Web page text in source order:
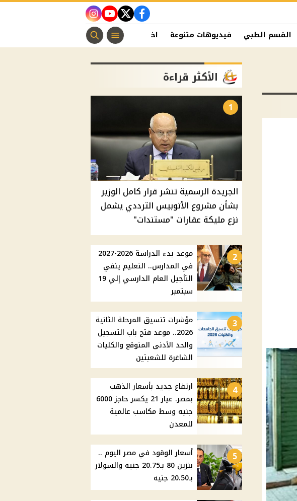
facebook
twitter
youtube
instagram
القسم الطبي فيديوهات متنوعة اخبار الفن منوعات مسيحية
الأكثر قراءة
1
الجريدة الرسمية تنشر قرار كامل الوزير
بشأن مشروع الأتوبيس الترددي يشمل
نزع مليكة عقارات "مستندات"
2
موعد بدء الدراسة 2026-2027
في المدارس.. التعليم ينفي
التأجيل العام الدارسي إلي 19
سبتمبر
3
مؤشرات تنسيق المرحلة الثانية
2026.. موعد فتح باب التسجيل
والحد الأدنى المتوقع والكليات
الشاغرة للشعبتين
4
ارتفاع جديد بأسعار الذهب
بمصر. عيار 21 يكسر حاجز 6000
جنيه وسط مكاسب عالمية
للمعدن
5
أسعار الوقود في مصر اليوم ..
بنزين 80 بـ20.75 جنيه والسولار
بـ20.50 جنيه